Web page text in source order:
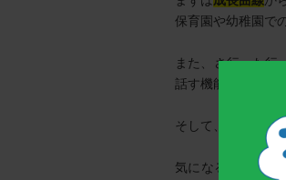
保育園や幼稚園で
また、さ行、た行
話す機能のチェッ
そして、日頃から
気になる場合は、